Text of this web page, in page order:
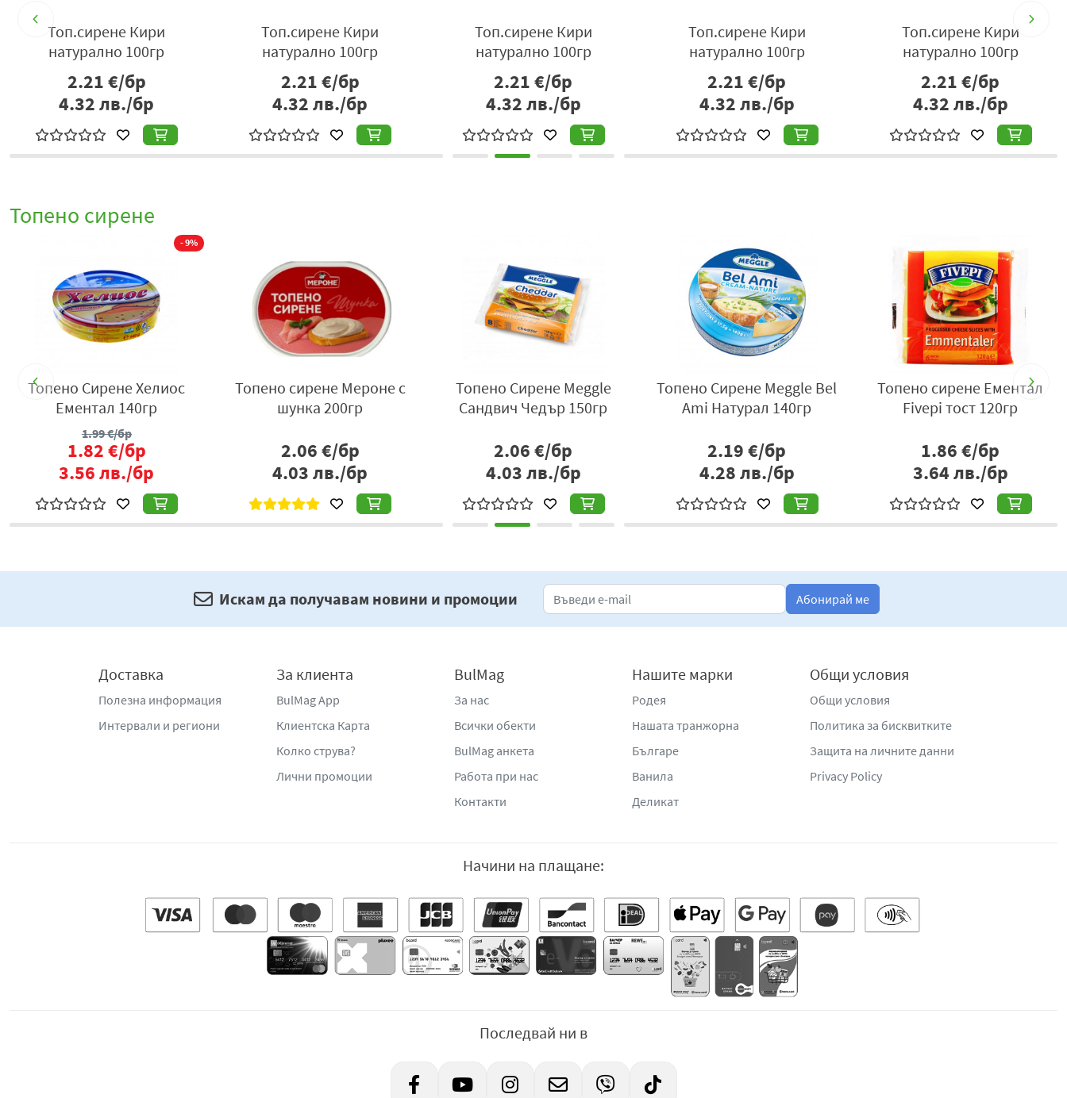
Топ.сирене Кири
натурално 100гр
2.21€/бр
4.32лв./бр
Топ.сирене Кири
натурално 100гр
2.21€/бр
4.32лв./бр
Топ.сирене Кири
натурално 100гр
2.21€/бр
4.32лв./бр
Топ.сирене Кири
натурално 100гр
2.21€/бр
4.32лв./бр
Топ.сирене Кири
натурално 100гр
2.21€/бр
4.32лв./бр
Топено сирене
- 9%
Топено Сирене Хелиос
Ементал 140гр
1.99€/бр
1.82€/бр
3.56лв./бр
Топено сирене Мероне с
шунка 200гр
2.06€/бр
4.03лв./бр
Топено Сирене Meggle
Сандвич Чедър 150гр
2.06€/бр
4.03лв./бр
Топено Сирене Meggle Bel
Ami Натурал 140гр
2.19€/бр
4.28лв./бр
Топено сирене Ементал
Fivepi тост 120гр
1.86€/бр
3.64лв./бр
Искам да получавам новини и промоции Абонирай ме
Доставка
Полезна информация
Интервали и региони
За клиента
BulMag App
Клиентска Карта
Колко струва?
Лични промоции
BulMag
За нас
Всички обекти
BulMag анкета
Работа при нас
Контакти
Нашите марки
Родея
Нашата транжорна
Българе
Ванила
Деликат
Общи условия
Общи условия
Политика за бисквитките
Защита на личните данни
Privacy Policy
Начини на плащане:
Последвай ни в